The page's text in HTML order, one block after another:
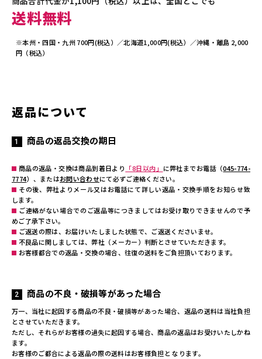
送料無料
※本州・四国・九州 700円(税込）／北海道1,000円(税込）／沖縄・離島 2,000
円（税込）
返品について
商品の返品交換の期日
商品の返品・交換は商品到着日より 「8日以内」 に弊社までお電話（045-774-
7774）、またはお問い合わせにて必ずご連絡ください。
その後、弊社よりメール又はお電話にて詳しい返品・交換手順をお知らせ致
します。
ご連絡がない場合でのご返品等につきましてはお受け取りできませんので予
めご了承下さい。
ご返送の際は、お届けいたしました状態で、ご返送くださいませ。
不良品に関しましては、弊社（メーカー）判断とさせていただきます。
お客様都合での返品・交換の場合、往復の送料をご負担頂いております。
商品の不良・破損等があった場合
万一、当社に起因する商品の不良・破損等があった場合、返品の送料は当社負担
とさせていただきます。
ただし、それらがお客様の過失に起因する場合、商品の返品はお受けいたしかね
ます。
お客様のご都合による返品の際の送料はお客様負担と なります。